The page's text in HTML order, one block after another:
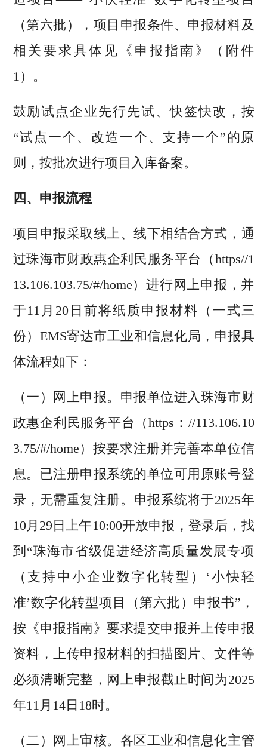
（第六批），项目申报条件、申报材料及
相关要求具体见《申报指南》（附件
1）。
鼓励试点企业先行先试、快签快改，按
“试点一个、改造一个、支持一个”的原
则，按批次进行项目入库备案。
四、申报流程
项目申报采取线上、线下相结合方式，通
过珠海市财政惠企利民服务平台（https//1
13.106.103.75/#/home）进行网上申报，并
于11月20日前将纸质申报材料（一式三
份）EMS寄达市工业和信息化局，申报具
体流程如下：
（一）网上申报。申报单位进入珠海市财
政惠企利民服务平台（https：//113.106.10
3.75/#/home）按要求注册并完善本单位信
息。已注册申报系统的单位可用原账号登
录，无需重复注册。申报系统将于2025年
10月29日上午10:00开放申报，登录后，找
到“珠海市省级促进经济高质量发展专项
（支持中小企业数字化转型）‘小快轻
准’数字化转型项目（第六批）申报书”，
按《申报指南》要求提交申报并上传申报
资料，上传申报材料的扫描图片、文件等
必须清晰完整，网上申报截止时间为2025
年11月14日18时。
（二）网上审核。各区工业和信息化主管